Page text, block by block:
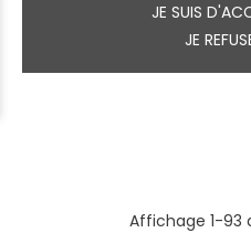
JE SUIS
JE
Affichage 1-93